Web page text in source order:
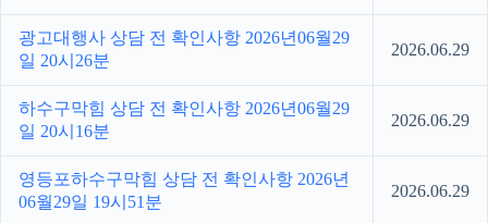
광고대행사 상담 전 확인사항 2026년06월29
일 20시26분
2026.06.29
하수구막힘 상담 전 확인사항 2026년06월29
일 20시16분
2026.06.29
영등포하수구막힘 상담 전 확인사항 2026년
06월29일 19시51분
2026.06.29